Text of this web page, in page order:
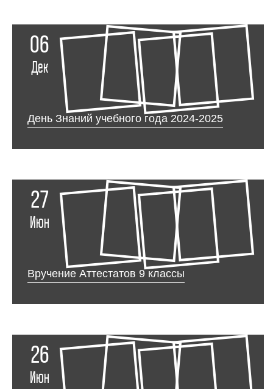
06
Дек
День Знаний учебного года 2024-2025
27
Июн
Вручение Аттестатов 9 классы
26
Июн